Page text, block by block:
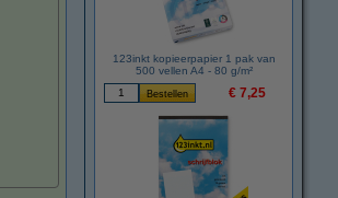
123inkt kopieerpapier 1 pak van
500 vellen A4 - 80 g/m²
€ 7,25